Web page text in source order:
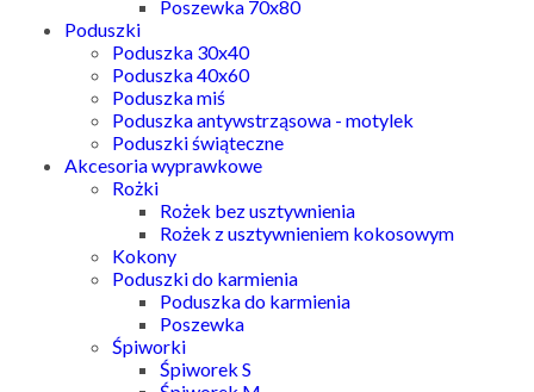
Poszewka 70x80
Poduszki
Poduszka 30x40
Poduszka 40x60
Poduszka miś
Poduszka antywstrząsowa - motylek
Poduszki świąteczne
Akcesoria wyprawkowe
Rożki
Rożek bez usztywnienia
Rożek z usztywnieniem kokosowym
Kokony
Poduszki do karmienia
Poduszka do karmienia
Poszewka
Śpiworki
Śpiworek S